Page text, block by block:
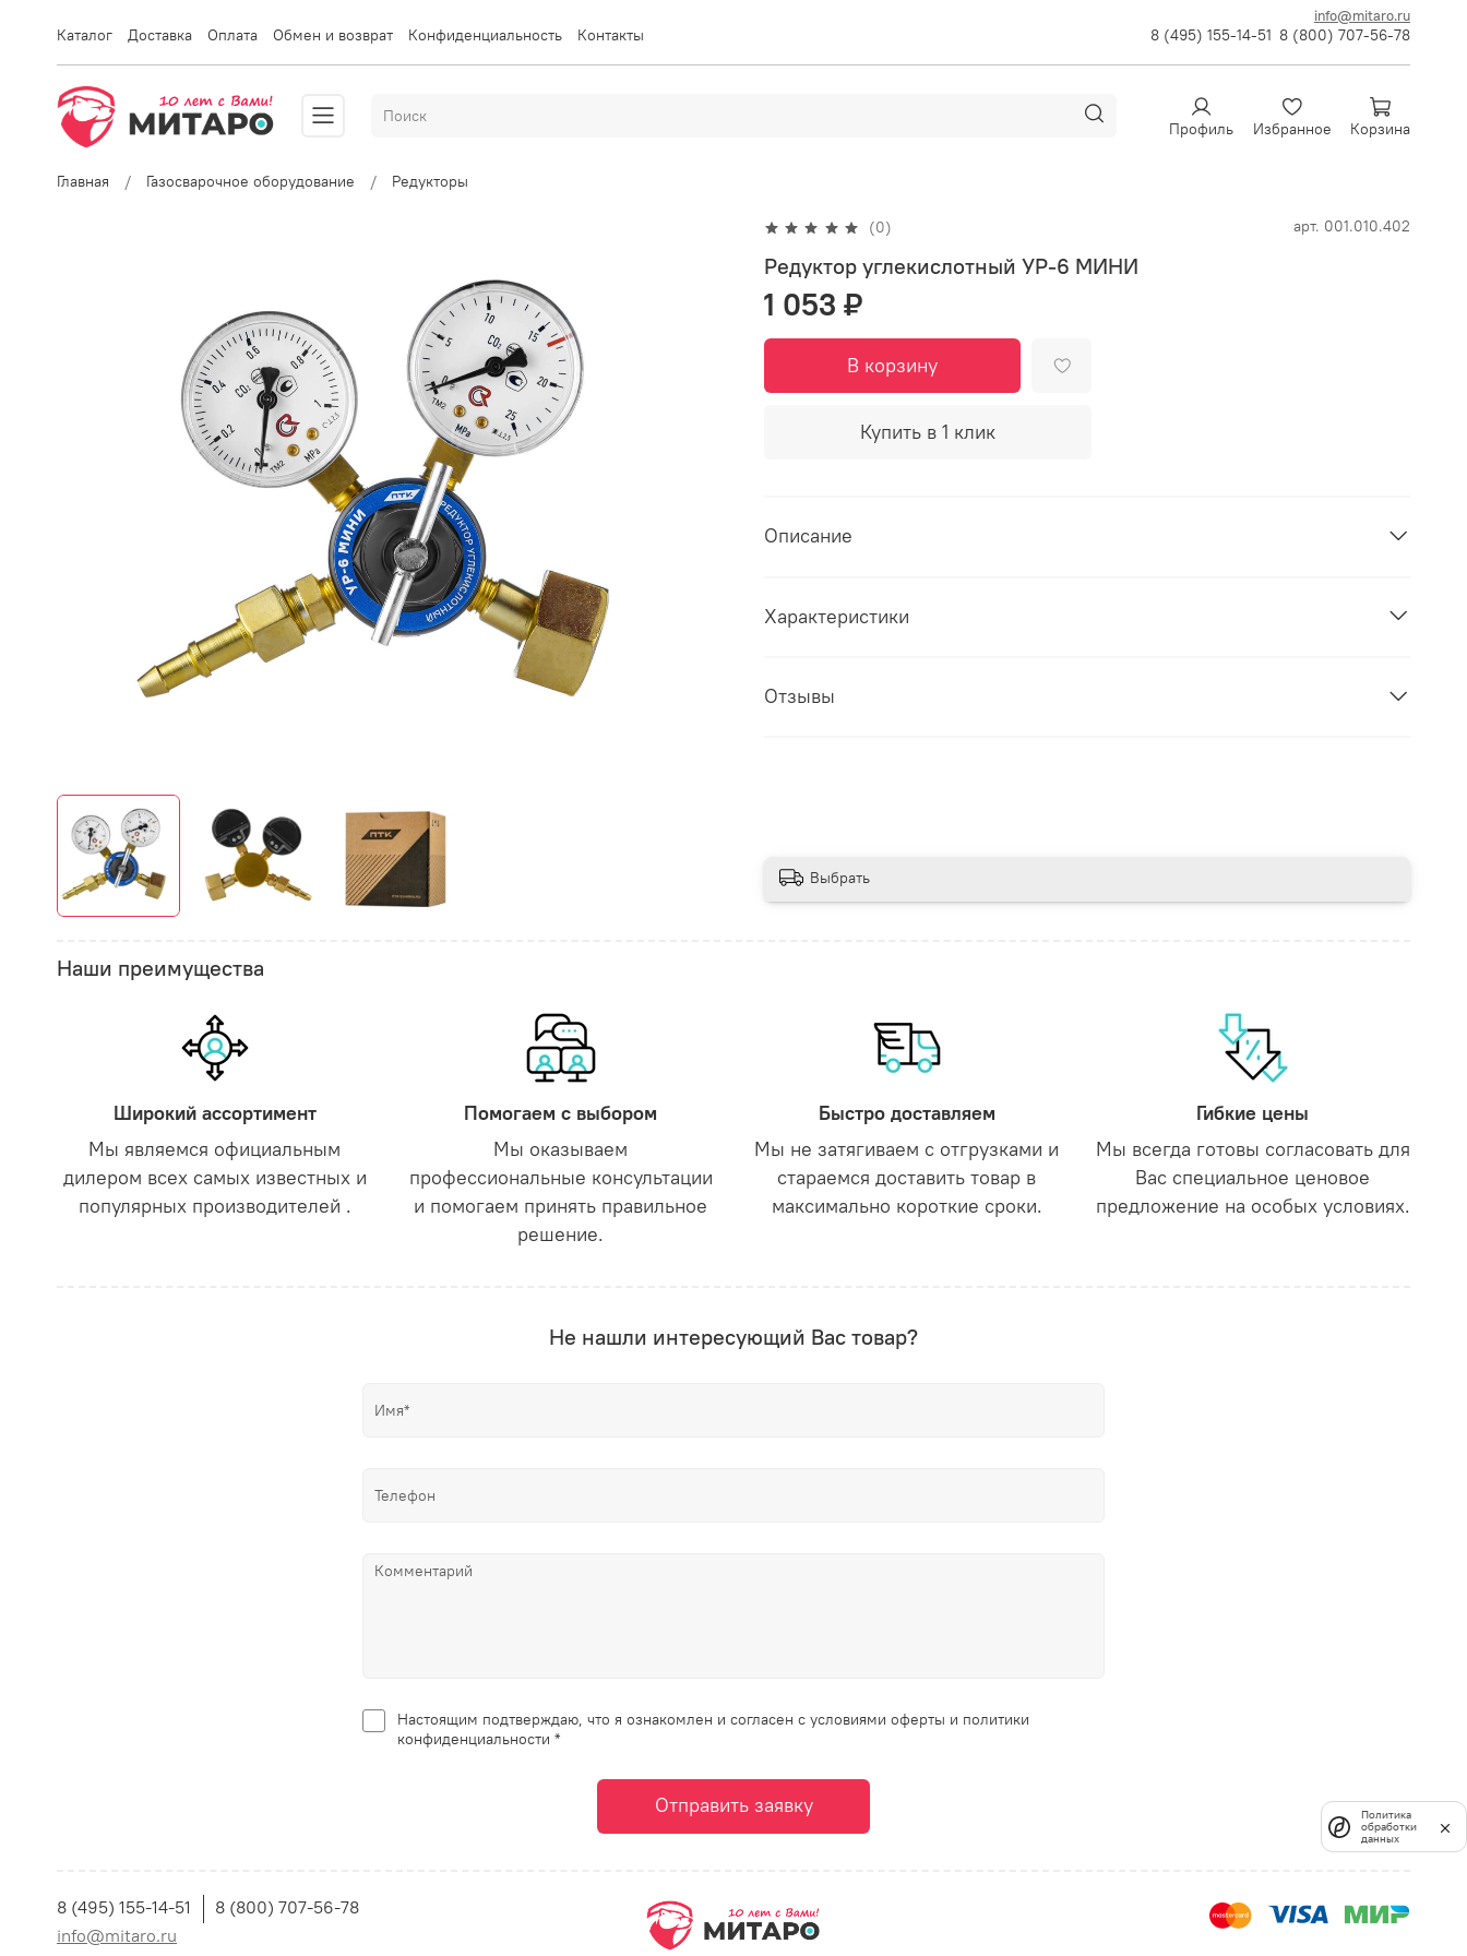
info@mitaro.ru
Каталог Доставка Оплата Обмен и возврат Конфиденциальность Контакты 8 (495) 155-14-51 8 (800) 707-56-78
Профиль Избранное Корзина
Главная Газосварочное оборудование Редукторы
(0) арт. 001.010.402
Редуктор углекислотный УР-6 МИНИ
1 053 ₽
В корзину
Купить в 1 клик
Описание
Характеристики
Отзывы
Выбрать
Наши преимущества
Широкий ассортимент
Мы являемся официальным
дилером всех самых известных и
популярных производителей .
Помогаем с выбором
Мы оказываем
профессиональные консультации
и помогаем принять правильное
решение.
Быстро доставляем
Мы не затягиваем с отгрузками и
стараемся доставить товар в
максимально короткие сроки.
Гибкие цены
Мы всегда готовы согласовать для
Вас специальное ценовое
предложение на особых условиях.
Не нашли интересующий Вас товар?
Настоящим подтверждаю, что я ознакомлен и согласен с условиями оферты и политики
конфиденциальности *
Отправить заявку
8 (495) 155-14-51
8 (800) 707-56-78
info@mitaro.ru
Политика
обработки
данных